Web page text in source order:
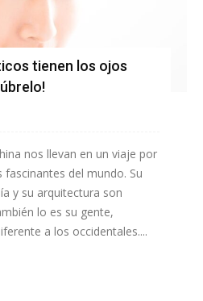
tienen los ojos
nos llevan en un viaje por
del mundo. Su
y su arquitectura son
lo es su gente,
a los occidentales....